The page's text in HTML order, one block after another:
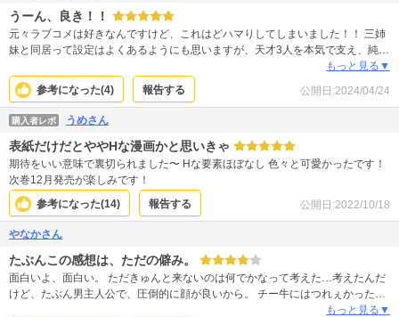
うーん、良き！！
元々ラブコメは好きなんですけど、これはどハマりしてしまいました！！ 三姉
妹と同居って設定はよくあるようにも思いますが、天才3人を本気で支え、純粋
な家族になろうとしてる主人公の恋心の無さ、逆にそのせいで揺さぶられてし
まう三姉妹…ってのがとても好きです！！ 三姉妹のスイッチオンオフの姿もギ
ャップがあってかっこよかったりかわいかったり、主人公も顔だけは良い設定
なので時々出てくる説得力のオーラ、心地良すぎます！！どんなエンドになる
のかなと気になりつつも、終わらずにこのままの4人をずっと見続けていたいよ
うな気持ちにもなります笑 けど！どこかでやっぱり少しばかりの一線を超えて
いくシーンも期待しちゃってます！優くんがとても純粋なのでなかなかないで
しょうが、君の気持ちはどうなの！？ってなってます笑 結論、尊いです笑
もっと見る▼
参考になった(4) 報告する 公開日:2024/04/24
購入者レポ うめさん
表紙だけだとややHな漫画かと思いきゃ
期待をいい意味で裏切られました〜 Hな要素ほぼなし 色々と可愛かったです！
次巻12月発売が楽しみです！
参考になった(14) 報告する 公開日:2022/10/18
やなかさん
たぶんこの感想は、ただの僻み。
面白いよ、面白い。 ただきゅんと来ないのは何でかなって考えた…考えたんだ
けど、たぶん男主人公で、圧倒的に顔が良いから。 チー牛にはつれぇかった
わ、ってことなんだと思うたぶん。でもきゅんと来る少女漫画も顔いいもん
もっと見る▼